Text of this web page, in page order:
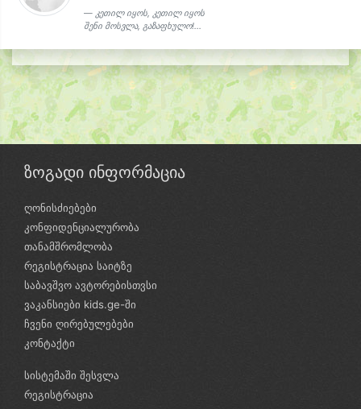
კეთილ იყოს, კეთილ იყოს
შენი მოსვლა, გაზაფხულო!...
ზოგადი ინფორმაცია
ღონისძიებები
კონფიდენციალურობა
თანამშრომლობა
რეგისტრაცია საიტზე
საბავშვო ავტორებისთვსი
ვაკანსიები kids.ge-ში
ჩვენი ღირებულებები
კონტაქტი
სისტემაში შესვლა
რეგისტრაცია